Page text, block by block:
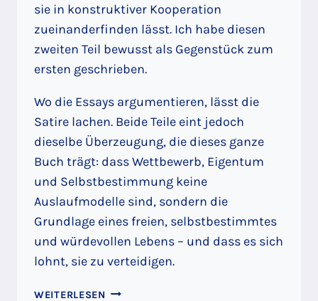
sie in konstruktiver Kooperation
zueinanderfinden lässt. Ich habe diesen
zweiten Teil bewusst als Gegenstück zum
ersten geschrieben.
Wo die Essays argumentieren, lässt die
Satire lachen. Beide Teile eint jedoch
dieselbe Überzeugung, die dieses ganze
Buch trägt: dass Wettbewerb, Eigentum
und Selbstbestimmung keine
Auslaufmodelle sind, sondern die
Grundlage eines freien, selbstbestimmtes
und würdevollen Lebens – und dass es sich
lohnt, sie zu verteidigen.
WEITERLESEN WETTBEWERB